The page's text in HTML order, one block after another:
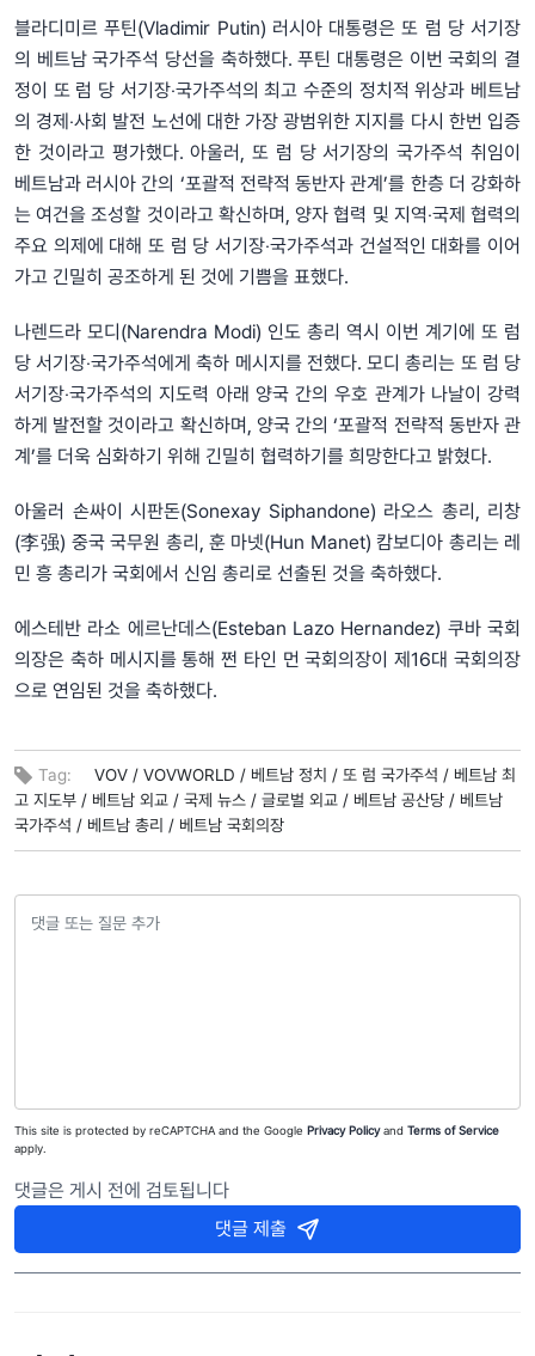
블라디미르 푸틴(Vladimir Putin) 러시아 대통령은 또 럼 당 서기장
의 베트남 국가주석 당선을 축하했다. 푸틴 대통령은 이번 국회의 결
정이 또 럼 당 서기장‧국가주석의 최고 수준의 정치적 위상과 베트남
의 경제‧사회 발전 노선에 대한 가장 광범위한 지지를 다시 한번 입증
한 것이라고 평가했다. 아울러, 또 럼 당 서기장의 국가주석 취임이
베트남과 러시아 간의 ‘포괄적 전략적 동반자 관계’를 한층 더 강화하
는 여건을 조성할 것이라고 확신하며, 양자 협력 및 지역‧국제 협력의
주요 의제에 대해 또 럼 당 서기장‧국가주석과 건설적인 대화를 이어
가고 긴밀히 공조하게 된 것에 기쁨을 표했다.
나렌드라 모디(Narendra Modi) 인도 총리 역시 이번 계기에 또 럼
당 서기장‧국가주석에게 축하 메시지를 전했다. 모디 총리는 또 럼 당
서기장‧국가주석의 지도력 아래 양국 간의 우호 관계가 나날이 강력
하게 발전할 것이라고 확신하며, 양국 간의 ‘포괄적 전략적 동반자 관
계’를 더욱 심화하기 위해 긴밀히 협력하기를 희망한다고 밝혔다.
아울러 손싸이 시판돈(Sonexay Siphandone) 라오스 총리, 리창
(李强) 중국 국무원 총리, 훈 마넷(Hun Manet) 캄보디아 총리는 레
민 흥 총리가 국회에서 신임 총리로 선출된 것을 축하했다.
에스테반 라소 에르난데스(Esteban Lazo Hernandez) 쿠바 국회
의장은 축하 메시지를 통해 쩐 타인 먼 국회의장이 제16대 국회의장
으로 연임된 것을 축하했다.
Tag: VOV / VOVWORLD / 베트남 정치 / 또 럼 국가주석 / 베트남 최
고 지도부 / 베트남 외교 / 국제 뉴스 / 글로벌 외교 / 베트남 공산당 / 베트남
국가주석 / 베트남 총리 / 베트남 국회의장
This site is protected by reCAPTCHA and the Google Privacy Policyand Terms of Service
apply.
댓글은 게시 전에 검토됩니다
댓글 제출